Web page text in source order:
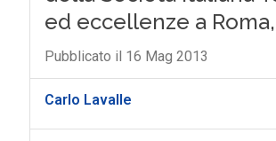
ed eccellenze a
Pubblicato il 16 Mag 2013
Carlo Lavalle